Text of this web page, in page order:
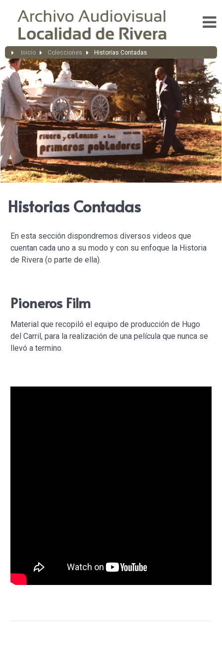
Inicio Colecciones Historias Contadas
Historias Contadas
En esta sección dispondremos diversos videos que
cuentan cada uno a su modo y con su enfoque la Historia
de Rivera (o parte de ella).
Pioneros Film
Material que recopiló el equipo de producción de Hugo
del Carril, para la realización de una película que nunca se
llevó a termino.